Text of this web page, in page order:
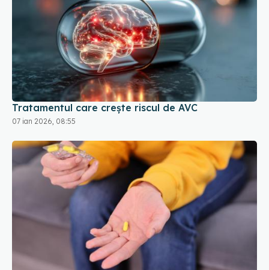
Tratamentul care crește riscul de AVC
07 ian 2026, 08:55
De ce dor mușchii de la statine și cum poate fi
oprit procesul? Cum poate fi eliminat efectul
secundar